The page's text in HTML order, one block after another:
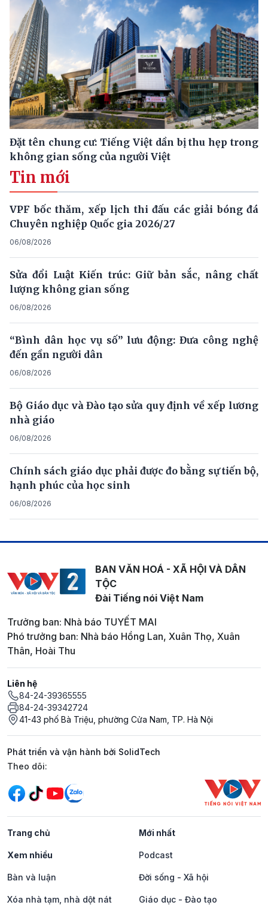
Đặt tên chung cư: Tiếng Việt dần bị thu hẹp trong
không gian sống của người Việt
Tin mới
VPF bốc thăm, xếp lịch thi đấu các giải bóng đá
Chuyên nghiệp Quốc gia 2026/27
06/08/2026
Sửa đổi Luật Kiến trúc: Giữ bản sắc, nâng chất
lượng không gian sống
06/08/2026
“Bình dân học vụ số” lưu động: Đưa công nghệ
đến gần người dân
06/08/2026
Bộ Giáo dục và Đào tạo sửa quy định về xếp lương
nhà giáo
06/08/2026
Chính sách giáo dục phải được đo bằng sự tiến bộ,
hạnh phúc của học sinh
06/08/2026
BAN VĂN HOÁ - XÃ HỘI VÀ DÂN
TỘC
Đài Tiếng nói Việt Nam
Trưởng ban: Nhà báo TUYẾT MAI
Phó trưởng ban: Nhà báo Hồng Lan, Xuân Thọ, Xuân
Thân, Hoài Thu
Liên hệ
84-24-39365555
84-24-39342724
41-43 phố Bà Triệu, phường Cửa Nam, TP. Hà Nội
Phát triển và vận hành bởi SolidTech
Mạng xã hội
Theo dõi:
Trang chủ Mới nhất
Xem nhiều Podcast
Bàn và luận Đời sống - Xã hội
Xóa nhà tạm, nhà dột nát Giáo dục - Đào tạo